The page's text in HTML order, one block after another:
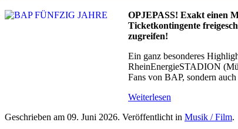
OPJEPASS! Exakt einen
Ticketkontingente
zugreifen!
Ein ganz besonderes
RheinEnergieSTADION
Fans von BAP, sondern
Weiterlesen
Geschrieben am 09. Juni 2026. Veröffentlicht in Musik / Film.